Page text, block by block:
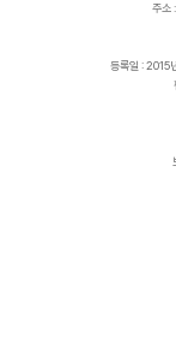
주소
등록일 : 2015